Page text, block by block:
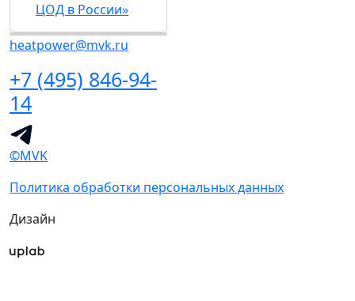
ЦОД в России»
heatpower@mvk.ru
+7 (495) 846-94-
14
©MVK
Политика обработки персональных данных
Дизайн